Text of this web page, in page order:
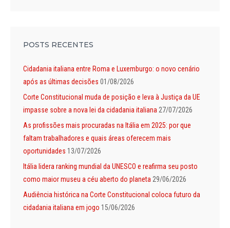
POSTS RECENTES
Cidadania italiana entre Roma e Luxemburgo: o novo cenário
após as últimas decisões 01/08/2026
Corte Constitucional muda de posição e leva à Justiça da UE
impasse sobre a nova lei da cidadania italiana 27/07/2026
As profissões mais procuradas na Itália em 2025: por que
faltam trabalhadores e quais áreas oferecem mais
oportunidades 13/07/2026
Itália lidera ranking mundial da UNESCO e reafirma seu posto
como maior museu a céu aberto do planeta 29/06/2026
Audiência histórica na Corte Constitucional coloca futuro da
cidadania italiana em jogo 15/06/2026